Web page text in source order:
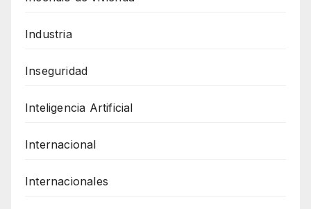
Industria
Inseguridad
Inteligencia Artificial
Internacional
Internacionales